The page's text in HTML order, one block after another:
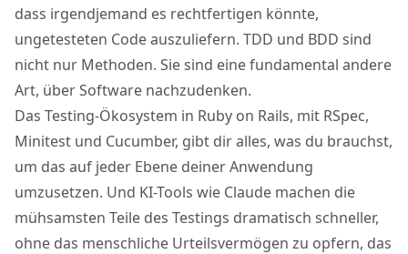
dass irgendjemand es rechtfertigen könnte,
ungetesteten Code auszuliefern. TDD und BDD sind
nicht nur Methoden. Sie sind eine fundamental andere
Art, über Software nachzudenken.
Das Testing-Ökosystem in Ruby on Rails, mit RSpec,
Minitest und Cucumber, gibt dir alles, was du brauchst,
um das auf jeder Ebene deiner Anwendung
umzusetzen. Und KI-Tools wie Claude machen die
mühsamsten Teile des Testings dramatisch schneller,
ohne das menschliche Urteilsvermögen zu opfern, das